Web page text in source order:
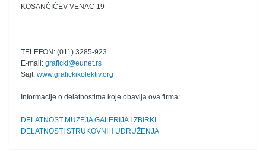
KOSANČIĆEV VENAC 19
TELEFON: (011) 3285-923
E-mail: graficki@eunet.rs
Sajt: www.grafickikolektiv.org
Informacije o delatnostima koje obavlja ova firma:
DELATNOST MUZEJA GALERIJA I ZBIRKI
DELATNOSTI STRUKOVNIH UDRUŽENJA